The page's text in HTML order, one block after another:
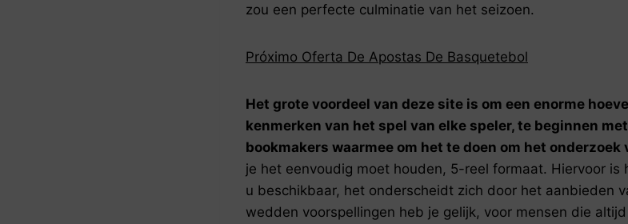
zou een perfecte culminatie van het seizoen.
Próximo Oferta De Apostas De Basquetebol
Het grote voordeel van deze site is om een enorme
kenmerken van het spel van elke speler, te beginnen
bookmakers waarmee om het te doen om het onderzoek
je het eenvoudig moet houden, 5-reel formaat. Hiervoor
u beschikbaar, het onderscheidt zich door het aanbieden
wedden voorspellingen heb je gelijk, voor mensen die